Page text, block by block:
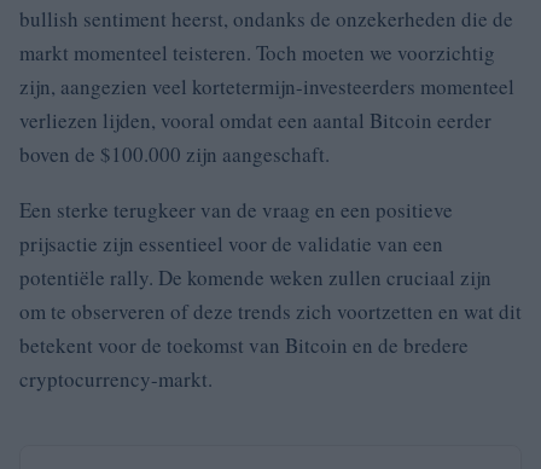
bullish sentiment heerst, ondanks de onzekerheden die de
markt momenteel teisteren. Toch moeten we voorzichtig
zijn, aangezien veel kortetermijn-investeerders momenteel
verliezen lijden, vooral omdat een aantal Bitcoin eerder
boven de $100.000 zijn aangeschaft.
Een sterke terugkeer van de vraag en een positieve
prijsactie zijn essentieel voor de validatie van een
potentiële rally. De komende weken zullen cruciaal zijn
om te observeren of deze trends zich voortzetten en wat dit
betekent voor de toekomst van Bitcoin en de bredere
cryptocurrency-markt.